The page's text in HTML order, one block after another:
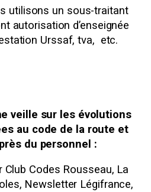
utilisons un sous-traitant
autorisation d’enseignée
Urssaf, tva, etc.
veille sur les évolutions
au code de la route et
du personnel :
Club Codes Rousseau, La
Newsletter Légifrance,